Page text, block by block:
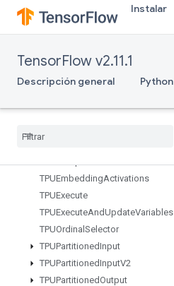
Instalar
TensorFlow v2.11.1
Descripción general Python
StridedSliceAssign
StridedSliceGrad
StringNGrams
StringUpper
SwitchCond
TPUEmbeddingActivations
TPUExecute
TPUExecuteAndUpdateVariables
TPUOrdinal Selector
TPUPartitionedInput
TPUPartitionedInputV2
TPUPartitionedOutput